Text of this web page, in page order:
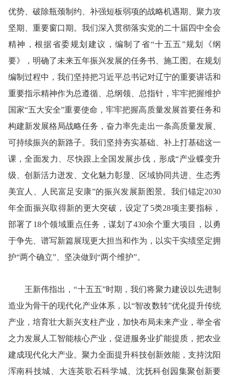
优势、破除瓶颈制约、补强短板弱项的战略机遇期、聚力攻
坚期、重要窗口期。我们深入贯彻落实党的二十届四中全会
精神，根据省委规划建议，编制了省“十五五”规划《纲
要》，明确了未来五年振兴发展的任务书、施工图。在规划
编制过程中，我们坚持把习近平总书记对辽宁的重要讲话和
重要指示精神作为总遵循、总纲领、总指针，牢牢把握维护
国家“五大安全”重要使命，牢牢把握高质量发展首要任务和
构建新发展格局战略任务，奋力率先走出一条高质量发展、
可持续振兴的新路子。我们坚持夯实基础、补上打基础这一
课，全面发力、尽快跟上全国发展步伐，形成“产业蝶变升
级、创新活力迸发、文化魅力彰显、区域协同共进、生态秀
美宜人、人民富足安康”的振兴发展新图景。我们锚定2030
年全面振兴取得新的更大突破，设定了5类28项主要指标，
部署了18个领域重点任务，谋划了430余个重大项目，以勇
于争先、谱写新篇展现更大担当和作为，以实干实绩坚定拥
护“两个确立”、坚决做到“两个维护”。
王新伟指出，“十五五”时期，我们将聚力建设以先进制
造业为骨干的现代化产业体系，以“智改数转”优化提升传统
产业，培育壮大新兴支柱产业，加快布局未来产业，举全省
之力发展人工智能核心产业，促进服务业扩能提质，把农业
建成现代化大产业。聚力全面提升科技创新效能，支持沈阳
浑南科技城、大连英歌石科学城、沈抚科创园集聚创新要